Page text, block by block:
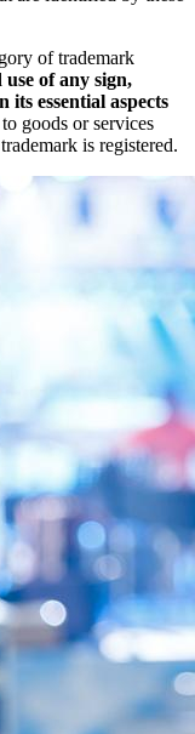
of trademark
of any sign,
essential aspects
goods or services
is registered.